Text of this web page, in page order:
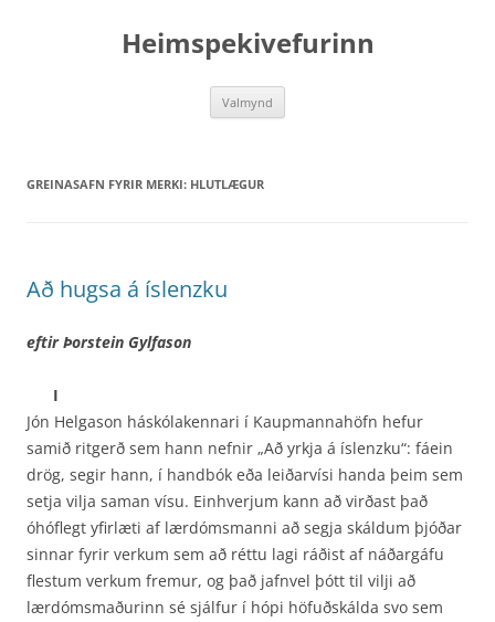
Heimspekivefurinn
Valmynd
GREINASAFN FYRIR MERKI: HLUTLÆGUR
Að hugsa á íslenzku
eftir Þorstein Gylfason
I
Jón Helgason háskólakennari í Kaupmannahöfn hefur
samið ritgerð sem hann nefnir „Að yrkja á íslenzku“: fáein
drög, segir hann, í handbók eða leiðarvísi handa þeim sem
setja vilja saman vísu. Einhverjum kann að virðast það
óhóflegt yfirlæti af lærdómsmanni að segja skáldum þjóðar
sinnar fyrir verkum sem að réttu lagi ráðist af náðargáfu
flestum verkum fremur, og það jafnvel þótt til vilji að
lærdómsmaðurinn sé sjálfur í hópi höfuðskálda svo sem